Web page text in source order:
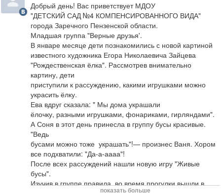
Добрый день! Вас приветствует МДОУ
"ДЕТСКИЙ САД №4 КОМПЕНСИРОВАННОГО ВИДА"
города Заречного Пензенской области.
Младшая группа "Верные друзья'.
В январе месяце дети познакомились с новой картиной
известного художника Егора Николаевича Зайцева
"Рождественская ёлка". Рассмотрев внимательно
картину, дети
приступили к рассуждению, какими игрушками можно
украсить ёлку.
Ева вдруг сказала: " Мы дома украшали
ёлочку, разными игрушками, фонариками, гирляндами".
А Соня в этот день принесла в группу бусы красивые.
"Ведь
бусами можно тоже  украшать"!— произнес Ваня. Хором
все подхватили: "Да-а-аааа"!
После всех рассуждений нашли новую игру "Живые
бусы".
Изучив в группе правила, во время прогулки вышли в
показать больше